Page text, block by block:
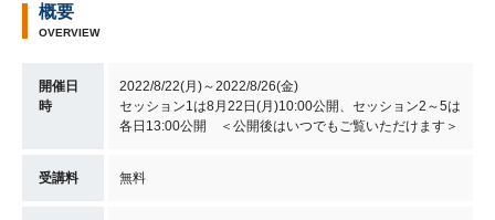
概要
OVERVIEW
開催日
時
2022/8/22(月)～2022/8/26(金)
セッション1は8月22日(月)10:00公開、セッション2～5は
各日13:00公開 ＜公開後はいつでもご覧いただけます＞
受講料 無料